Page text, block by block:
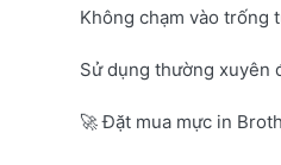
Không chạm vào trống
Sử dụng thường xuyên
🚀 Đặt mua mực in